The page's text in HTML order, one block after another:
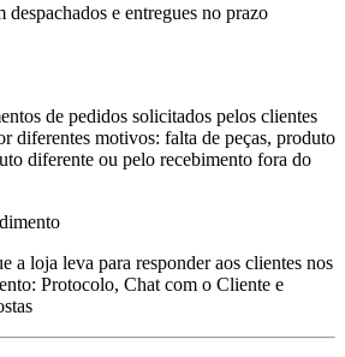
despachados e entregues no prazo
de pedidos solicitados pelos clientes
diferentes motivos: falta de peças, produto
diferente ou pelo recebimento fora do
a loja leva para responder aos clientes nos
Protocolo, Chat com o Cliente e